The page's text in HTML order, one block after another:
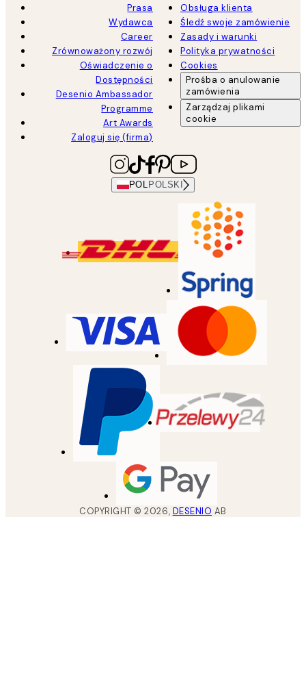
Prasa
Wydawca
Career
Zrównoważony rozwój
Oświadczenie o
Dostępności
Desenio Ambassador
Programme
Art Awards
Zaloguj się (firma)
Obsługa klienta
Śledź swoje zamówienie
Zasady i warunki
Polityka prywatności
Cookies
Prośba o anulowanie
zamówienia
Zarządzaj plikami
cookie
POL POLSKI
COPYRIGHT ©2026, DESENIO AB